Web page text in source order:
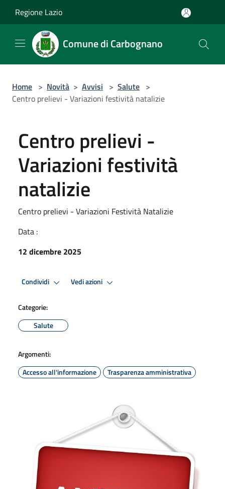
Regione Lazio
Comune di Carbognano
Home > Novità > Avvisi > Salute >
Centro prelievi - Variazioni festività natalizie
Centro prelievi -
Variazioni festività
natalizie
Centro prelievi - Variazioni Festività Natalizie
Data :
12 dicembre 2025
Condividi Vedi azioni
Categorie:
Salute
Argomenti:
Accesso all'informazione
Trasparenza amministrativa